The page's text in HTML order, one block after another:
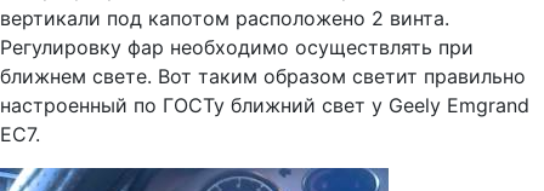
вертикали под капотом расположено 2 винта.
Регулировку фар необходимо осуществлять при
ближнем свете. Вот таким образом светит правильно
настроенный по ГОСТу ближний свет у Geely Emgrand
EC7.